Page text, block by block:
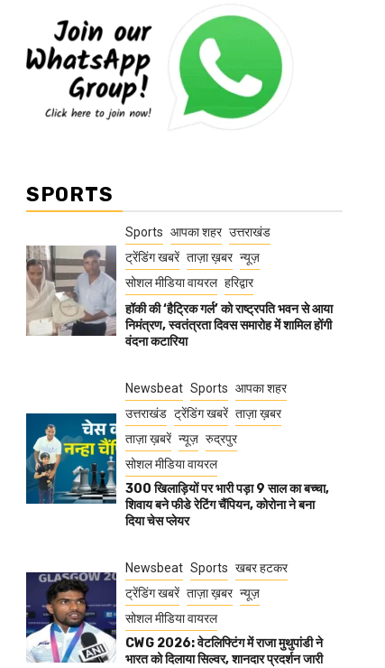
SPORTS
Sports आपका शहर उत्तराखंड
ट्रेंडिंग खबरें ताज़ा ख़बर न्यूज़
सोशल मीडिया वायरल हरिद्वार
हॉकी की ‘हैट्रिक गर्ल’ को राष्ट्रपति भवन से आया
निमंत्रण, स्वतंत्रता दिवस समारोह में शामिल होंगी
वंदना कटारिया
Newsbeat Sports आपका शहर
उत्तराखंड ट्रेंडिंग खबरें ताज़ा ख़बर
ताज़ा ख़बरें न्यूज़ रुद्रपुर
सोशल मीडिया वायरल
300 खिलाड़ियों पर भारी पड़ा 9 साल का बच्चा,
शिवाय बने फीडे रेटिंग चैंपियन, कोरोना ने बना
दिया चेस प्लेयर
Newsbeat Sports खबर हटकर
ट्रेंडिंग खबरें ताज़ा ख़बर न्यूज़
सोशल मीडिया वायरल
CWG 2026: वेटलिफ्टिंग में राजा मुथुपांडी ने
भारत को दिलाया सिल्वर, शानदार प्रदर्शन जारी